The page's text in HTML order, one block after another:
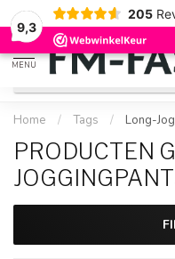
9,3
205
Check onzesale artikelen
MENU
Home / Tags / Long-
PRODUCTEN